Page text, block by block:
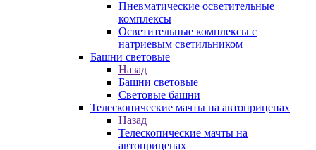
Пневматические осветительные
комплексы
Осветительные комплексы с
натриевым светильником
Башни световые
Назад
Башни световые
Световые башни
Телескопические мачты на автоприцепах
Назад
Телескопические мачты на
автоприцепах